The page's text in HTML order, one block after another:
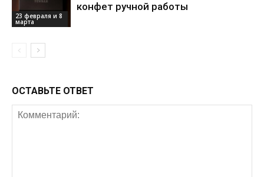
23 февраля и 8
марта
конфет ручной работы
ОСТАВЬТЕ ОТВЕТ